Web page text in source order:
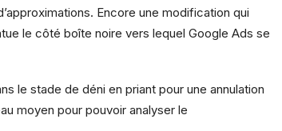
Encore une modification qui
le côté boîte noire vers lequel Google Ads se
le stade de déni en priant pour une annulation
moyen pour pouvoir analyser le